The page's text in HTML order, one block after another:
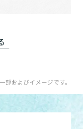
およびイメージです。